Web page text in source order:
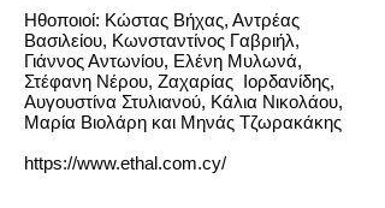
Ηθοποιοί: Κώστας Βήχας, Αντρέας
Βασιλείου, Κωνσταντίνος Γαβριήλ,
Γιάννος Αντωνίου, Ελένη Μυλωνά,
Στέφανη Νέρου, Ζαχαρίας Ιορδανίδης,
Αυγουστίνα Στυλιανού, Κάλια Νικολάου,
Μαρία Βιολάρη και Μηνάς Τζωρακάκης
https://www.ethal.com.cy/